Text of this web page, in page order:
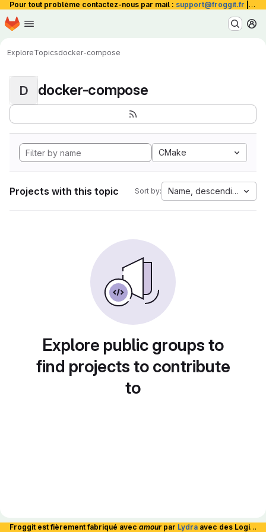
Pour tout problème contactez-nous par mail : support@froggit.fr La
Skip to main content
Homepage
ExploreTopicsdocker-compose
D docker-compose
CMake
Projects with this topic Sort by: Name, descending
Explore public groups to
find projects to contribute
to
Froggit est fièrement fabriqué avec amour par Lydra avec des Logiciels Libres et hébergé en